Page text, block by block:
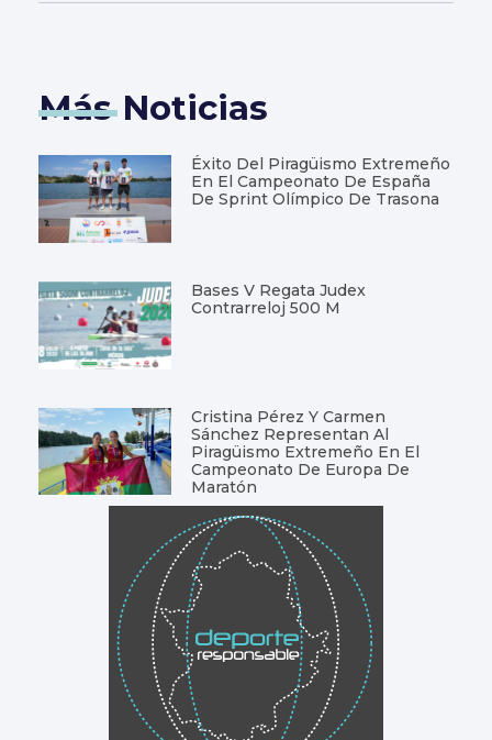
Más Noticias
Éxito Del Piragüismo Extremeño
En El Campeonato De España
De Sprint Olímpico De Trasona
Bases V Regata Judex
Contrarreloj 500 M
Cristina Pérez Y Carmen
Sánchez Representan Al
Piragüismo Extremeño En El
Campeonato De Europa De
Maratón